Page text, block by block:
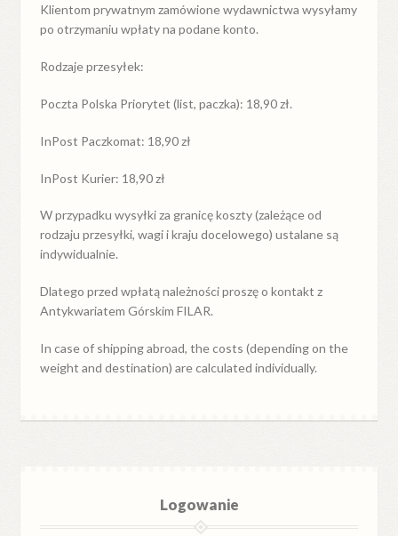
Klientom prywatnym zamówione wydawnictwa wysyłamy
po otrzymaniu wpłaty na podane konto.
Rodzaje przesyłek:
Poczta Polska Priorytet (list, paczka): 18,90 zł.
InPost Paczkomat: 18,90 zł
InPost Kurier: 18,90 zł
W przypadkuwysyłkiza granicękoszty (zależące od
rodzaju przesyłki, wagi i kraju docelowego) ustalane są
indywidualnie.
Dlatego przed wpłatą należności proszę o kontakt z
Antykwariatem Górskim FILAR.
In case of shipping abroad, the costs (depending on the
weight and destination) are calculated individually.
Logowanie